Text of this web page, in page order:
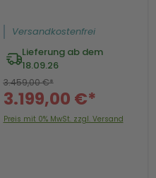
Versandkostenfrei
Lieferung ab dem
18.09.26
3.199,00 €*
3.459,00 €*
Preis mit 0% MwSt. zzgl. Versand